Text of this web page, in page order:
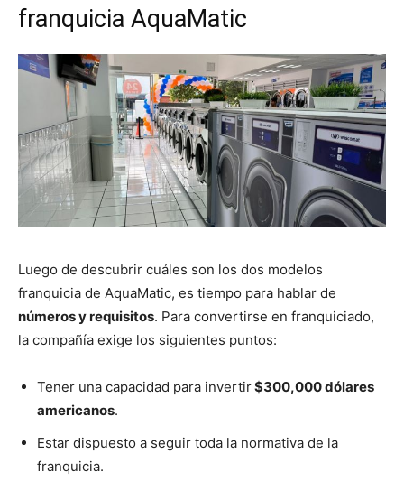
franquicia AquaMatic
Luego de descubrir cuáles son los dos modelos
franquicia de AquaMatic, es tiempo para hablar de
números y requisitos. Para convertirse en franquiciado,
la compañía exige los siguientes puntos:
Tener una capacidad para invertir$300,000 dólares
americanos.
Estar dispuesto a seguir toda la normativa de la
franquicia.